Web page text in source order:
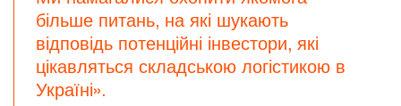
більше питань, на які шукають
відповідь потенційні інвестори, які
цікавляться складською логістикою в
Україні».